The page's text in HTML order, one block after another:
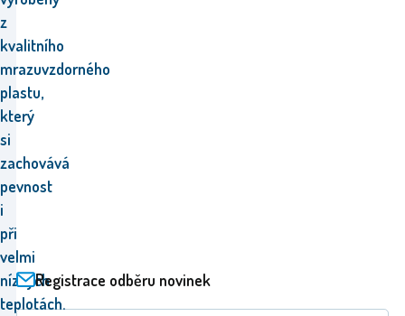
z
kvalitního
mrazuvzdorného
plastu,
který
si
zachovává
pevnost
i
při
velmi
nízkých
teplotách.
Registrace odběru novinek